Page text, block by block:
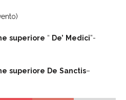
superiore “ De’ Medici”-
superiore De Sanctis–